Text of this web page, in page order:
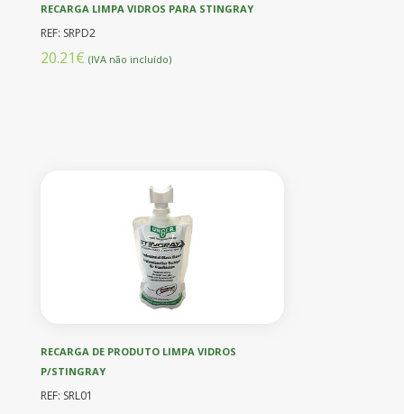
RECARGA LIMPA VIDROS PARA STINGRAY
REF: SRPD2
20.21€ (IVA não incluído)
RECARGA DE PRODUTO LIMPA VIDROS
P/STINGRAY
REF: SRL01